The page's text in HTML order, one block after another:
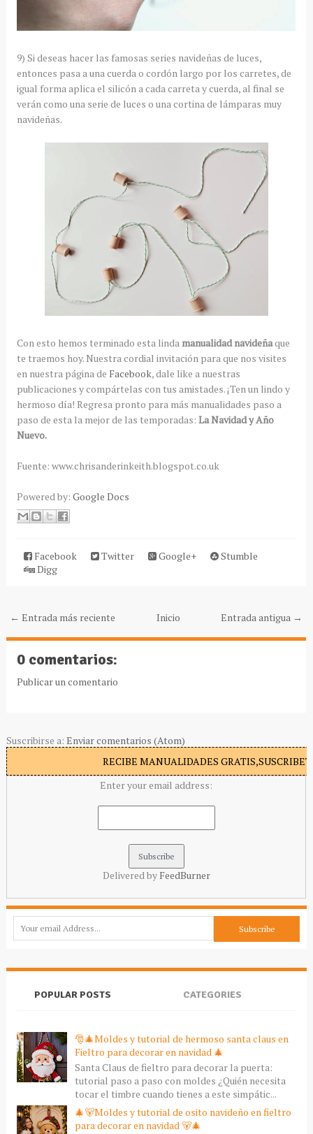
9) Si deseas hacer las famosas series navideñas de luces,
entonces pasa a una cuerda o cordón largo por los carretes, de
igual forma aplica el silicón a cada carreta y cuerda, al final se
verán como una serie de luces o una cortina de lámparas muy
navideñas.
Con esto hemos terminado esta linda manualidad navideñaque
te traemos hoy. Nuestra cordial invitación para que nos visites
en nuestra página de Facebook, dale like a nuestras
publicaciones y compártelas con tus amistades. ¡Ten un lindo y
hermoso día! Regresa pronto para más manualidades paso a
paso de esta la mejor de las temporadas: La Navidad y Año
Nuevo.
Fuente: www.chrisanderinkeith.blogspot.co.uk
Powered by: Google Docs
Facebook Twitter Google+
Stumble
Digg
← Entrada más reciente Entrada antigua →
Inicio
0 comentarios:
Publicar un comentario
Suscribirse a: Enviar comentarios (Atom)
RECIBE MANUALIDADES
Enter your email address:
Delivered by FeedBurner
POPULAR POSTS CATEGORIES
🎅🎄Moldes y tutorial de hermoso santa claus en
Fieltro para decorar en navidad 🎄
Santa Claus de fieltro para decorar la puerta:
tutorial paso a paso con moldes ¿Quién necesita
tocar el timbre cuando tienes a este simpátic...
🎄🐻Moldes y tutorial de osito navideño en fieltro
para decorar en navidad 🐻🎄